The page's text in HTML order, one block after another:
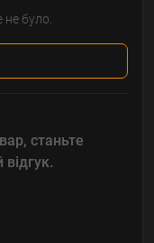
не було.
станьте